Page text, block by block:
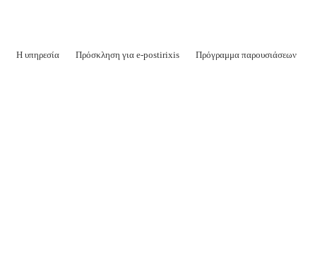
Η υπηρεσία Πρόσκληση για e-postirixis Πρόγραμμα παρουσιάσεων